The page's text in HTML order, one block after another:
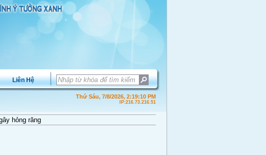
Liên Hệ
Thứ Sáu, 7/8/2026, 2:19:10 PM
IP:216.73.216.51
hỏng răng